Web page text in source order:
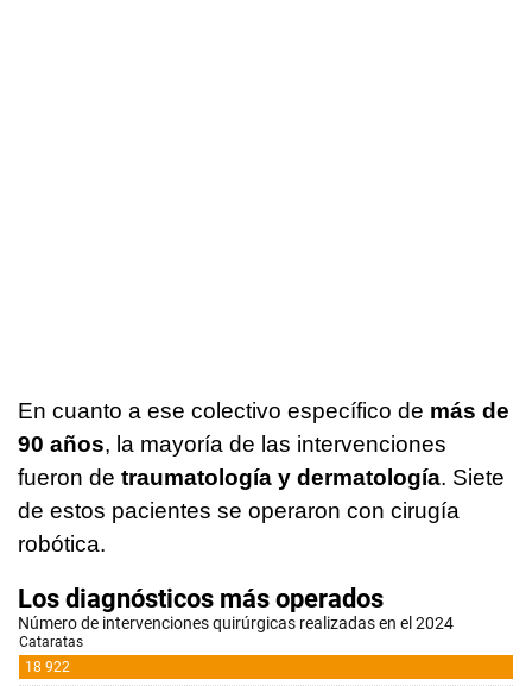
En cuanto a ese colectivo específico de más de
90 años, la mayoría de las intervenciones
fueron de traumatología y dermatología. Siete
de estos pacientes se operaron con cirugía
robótica.